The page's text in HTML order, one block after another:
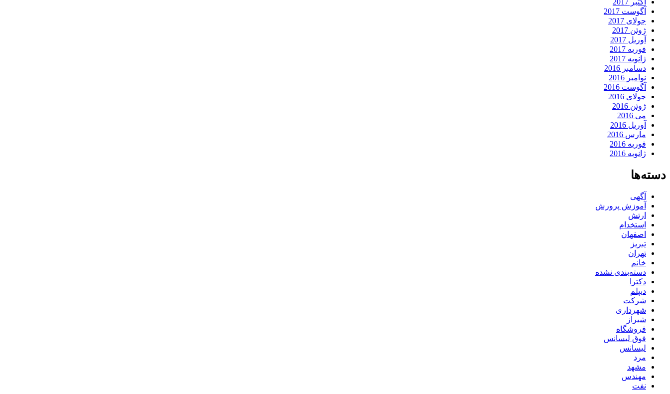
آگوست 2017
جولای 2017
ژوئن 2017
آوریل 2017
فوریه 2017
ژانویه 2017
دسامبر 2016
نوامبر 2016
آگوست 2016
جولای 2016
ژوئن 2016
می 2016
آوریل 2016
مارس 2016
فوریه 2016
ژانویه 2016
دسته‌ها
آگهی
آموزش پرورش
ارتش
استخدام
اصفهان
تبریز
تهران
خانم
دسته‌بندی نشده
دکترا
دیپلم
شرکت
شهرداری
شیراز
فروشگاه
فوق لیسانس
لیسانس
مرد
مشهد
مهندس
نفت